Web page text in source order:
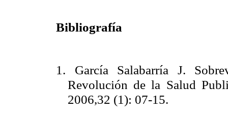
Bibliografía
1. García Salabarría J.
Revolución de la Salud
2006,32 (1): 07-15.